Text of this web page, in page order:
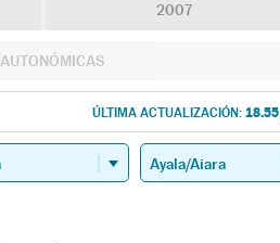
2007
AUTONÓMICAS
ÚLTIMA ACTUALIZACIÓN: 18.55